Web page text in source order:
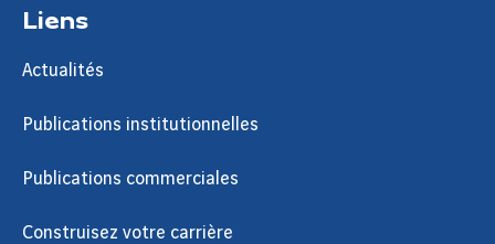
Liens
Actualités
Publications institutionnelles
Publications commerciales
Construisez votre carrière